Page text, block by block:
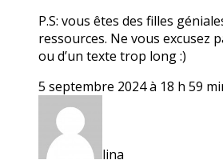
P.S: vous êtes des filles
ressources. Ne vous excusez
ou d’un texte trop long :)
5 septembre 2024 à 18 h 59
lina